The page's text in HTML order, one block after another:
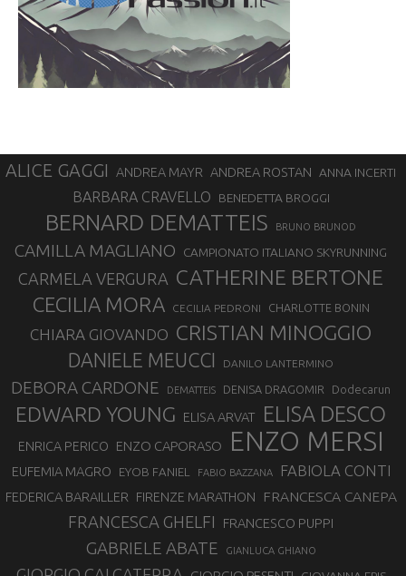
ALICE GAGGI ANDREA MAYR ANDREA ROSTAN ANNA INCERTI
BARBARA CRAVELLO BENEDETTA BROGGI
BERNARD DEMATTEIS BRUNO BRUNOD
CAMILLA MAGLIANO CAMPIONATO ITALIANO SKYRUNNING
CARMELA VERGURA CATHERINE BERTONE
CECILIA MORA CECILIA PEDRONI CHARLOTTE BONIN
CHIARA GIOVANDO CRISTIAN MINOGGIO
DANIELE MEUCCI DANILO LANTERMINO
DEBORA CARDONE DEMATTEIS DENISA DRAGOMIR Dodecarun
EDWARD YOUNG ELISA ARVAT ELISA DESCO
ENRICA PERICO ENZO CAPORASO ENZO MERSI
EUFEMIA MAGRO EYOB FANIEL FABIO BAZZANA FABIOLA CONTI
FEDERICA BARAILLER FIRENZE MARATHON FRANCESCA CANEPA
FRANCESCA GHELFI FRANCESCO PUPPI
GABRIELE ABATE GIANLUCA GHIANO